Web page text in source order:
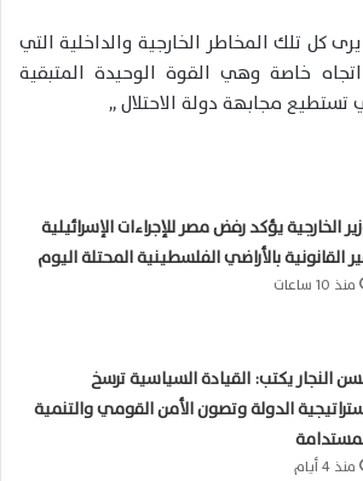
كل تلك المخاطر الخارجية والداخلية التي
خاصة وهي القوة الوحيدة المتبقية
تستطيع مجابهة دولة الاحتلال ,,
الخارجية يؤكد رفض مصر للإجراءات الإسرائيلية
القانونية بالأراضي الفلسطينية المحتلة اليوم
منذ 10 ساعات
النجار يكتب: القيادة السياسية ترسخ
الدولة وتصون الأمن القومي والتنمية
منذ 4 أيام